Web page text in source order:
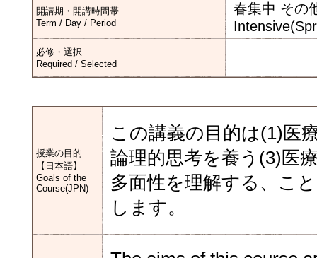
開講期・開講時間帯
Term / Day / Period
春集中 その
必修・選択
Required / Selected
授業の目的
【日本語】
Goals of the
Course(JPN)
この講義の目的は(1)医
論理的思考を養う(3)医
多面性を理解する、こ
します。